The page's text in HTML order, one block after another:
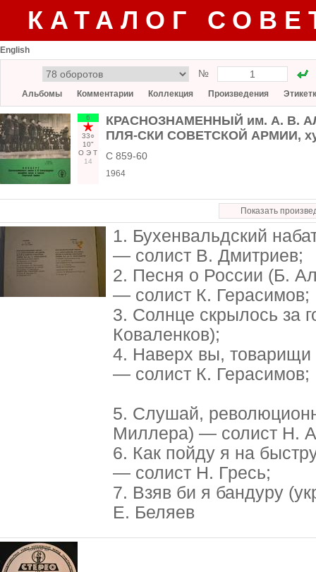
КАТАЛОГ
English
№
Альбомы Комментарии Коллекция Произведения
6
33○
10"
О Э Т
14
КРАСНОЗНАМЕННЫЙ им. А. В.
ПЛЯ-СКИ СОВЕТСКОЙ АРМИИ,
С 859-60
1964
Показать
1. Бухенвальдский
— солист В. Дмитриев;
2. Песня о России (Б.
— солист К. Герасимов;
3. Солнце скрылось за
Коваленков);
4. Наверх вы, товарищи
— солист К. Герасимов;
5. Слушай,
Миллера) — солист Н.
6. Как пойду я на
— солист Н. Гресь;
7. Взяв би я бандуру
Е. Беляев